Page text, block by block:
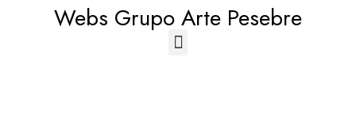
Webs Grupo Arte Pesebre